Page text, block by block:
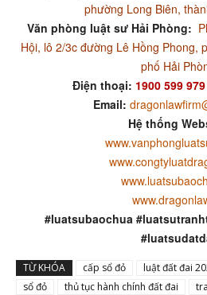
phường Long Biên,
Văn phòng luật sư Hải Phòng:
Hội, lô 2/3c đường Lê Hồng Phong,
phố Hải
Điện thoại: 1900 599 979
Email:
Hệ thống
#luatsubaochua
TỪ KHÓA cấp sổ đỏ luật đất đai
sổ đỏ
thủ tục hành chính đất đai